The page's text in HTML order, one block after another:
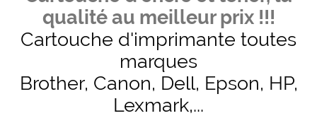
qualité au meilleur prix !!!
Cartouche d'imprimante toutes
marques
Brother, Canon, Dell, Epson, HP,
Lexmark,...